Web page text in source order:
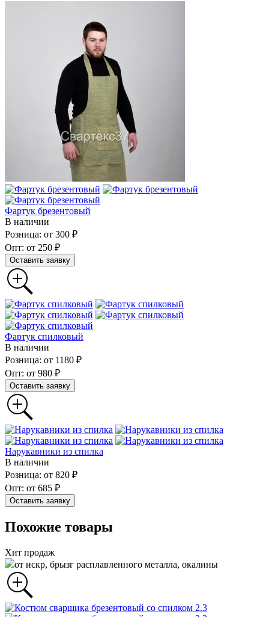
Фартук брезентовый
В наличии
Розница: от 300 ₽
Опт: от 250 ₽
Оставить заявку
Фартук спилковый
В наличии
Розница: от 1180 ₽
Опт: от 980 ₽
Оставить заявку
Нарукавники из спилка
В наличии
Розница: от 820 ₽
Опт: от 685 ₽
Оставить заявку
Похожие товары
Хит продаж
от искр, брызг расплавленного металла, окалины